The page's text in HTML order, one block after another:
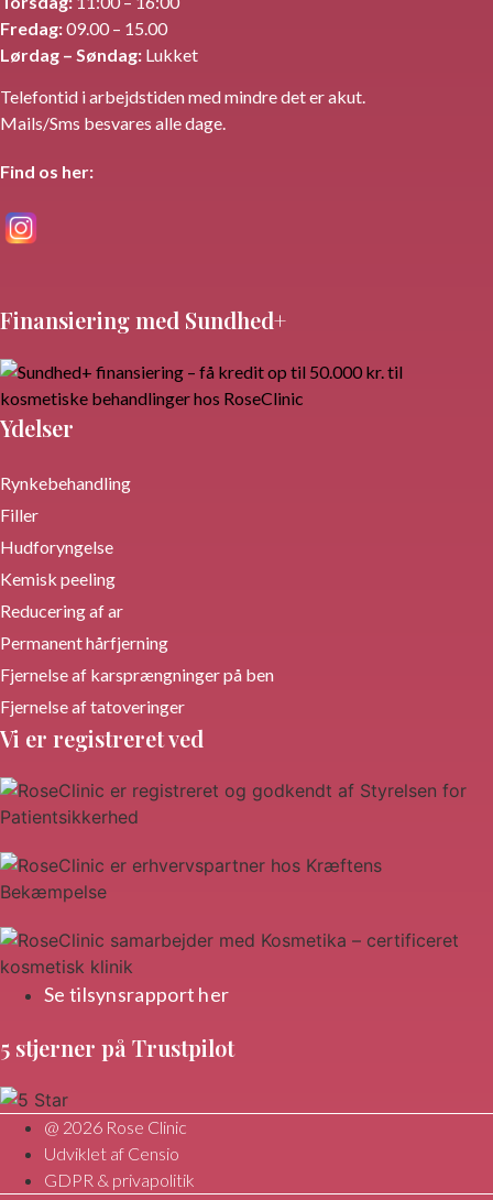
Åbningstider:
Mandag: 12:00 – 17:00
Tirsdag: 10:00 – 16:00
Onsdag:
12:00 – 18:30
Fredag: 09.00 – 15.00
Telefontid i arbejdstiden med mindre det er akut.
Find os her:
Ydelser
Rynkebehandling
Filler
Hudforyngelse
Kemisk peeling
Reducering af ar
Permanent hårfjerning
Fjernelse af karsprængninger på ben
Vi er registreret ved
Se til​synsrapport her
5 stjerner på Trustpilot